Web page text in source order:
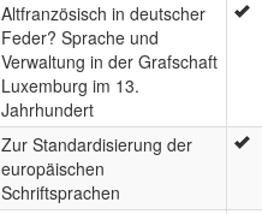
Altfranzösisch in deutscher
Feder? Sprache und
Verwaltung in der Grafschaft
Luxemburg im 13.
Jahrhundert
Zur Standardisierung der
europäischen
Schriftsprachen